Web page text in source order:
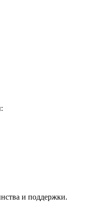
и поддержки.